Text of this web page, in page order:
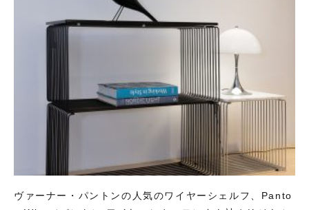
ヴァーナー・パントンの人気のワイヤーシェルフ、Panto